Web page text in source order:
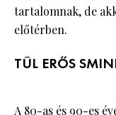
tartalomnak, de
előtérben.
TÚL ERŐS
A 80-as és 90-es